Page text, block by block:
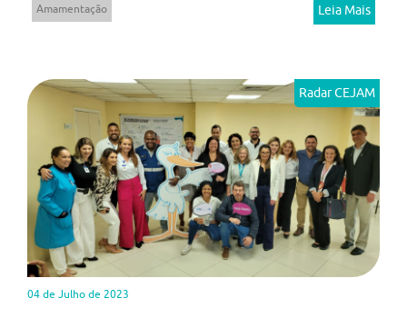
Amamentação Leia Mais
Radar CEJAM
04 de Julho de 2023